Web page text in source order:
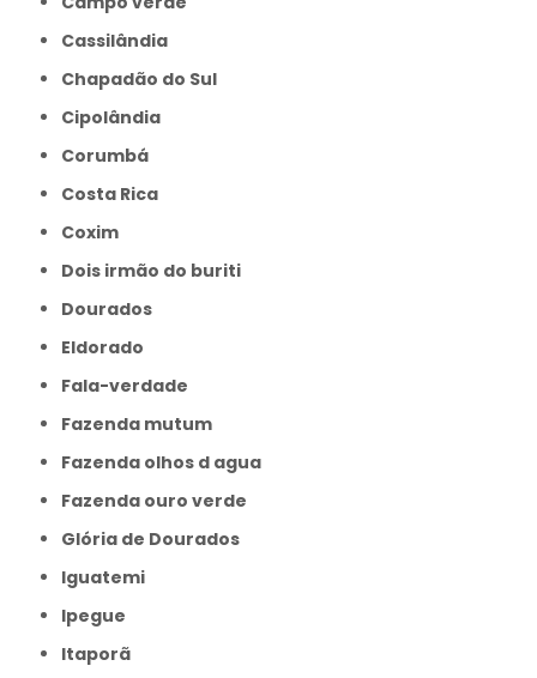
Cassilândia
Chapadão do Sul
Cipolândia
Corumbá
Costa Rica
Coxim
Dois irmão do buriti
Dourados
Eldorado
Fala-verdade
Fazenda mutum
Fazenda olhos d agua
Fazenda ouro verde
Glória de Dourados
Iguatemi
Ipegue
Itaporã